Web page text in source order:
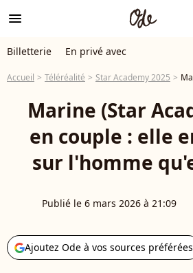
menu
Billetterie En privé avec
Accueil Téléréalité Star Academy 2025
Marine (Star
en couple : elle
sur l'homme
Publié le 6 mars 2026 à 21:09
Ajoutez Ode à vos sources préférées